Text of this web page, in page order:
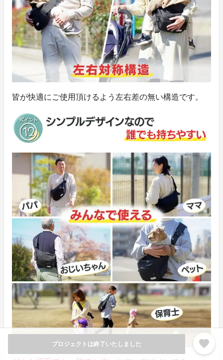
プロジェクトは終了いたしました favorite
皆が快適にご使用頂けるよう左右差の無い構造です。